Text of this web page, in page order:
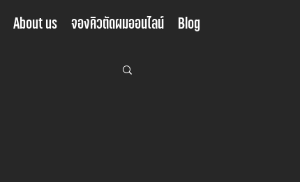
About us จองคิวตัดผมออนไลน์ Blog